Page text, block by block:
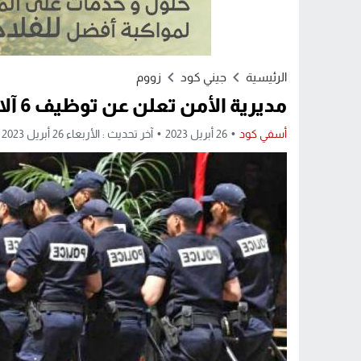
الرئيسية جيني كود زووم
مديرية الأمن تعلن عن توظيف 6 آلاف عنصر أمن جديد
أسفي كود 26 أبريل 2023 آخر تحديث : الأربعاء 26 أبريل 2023 - 2:09 مساءً